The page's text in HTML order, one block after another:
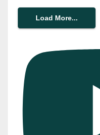
Load More...